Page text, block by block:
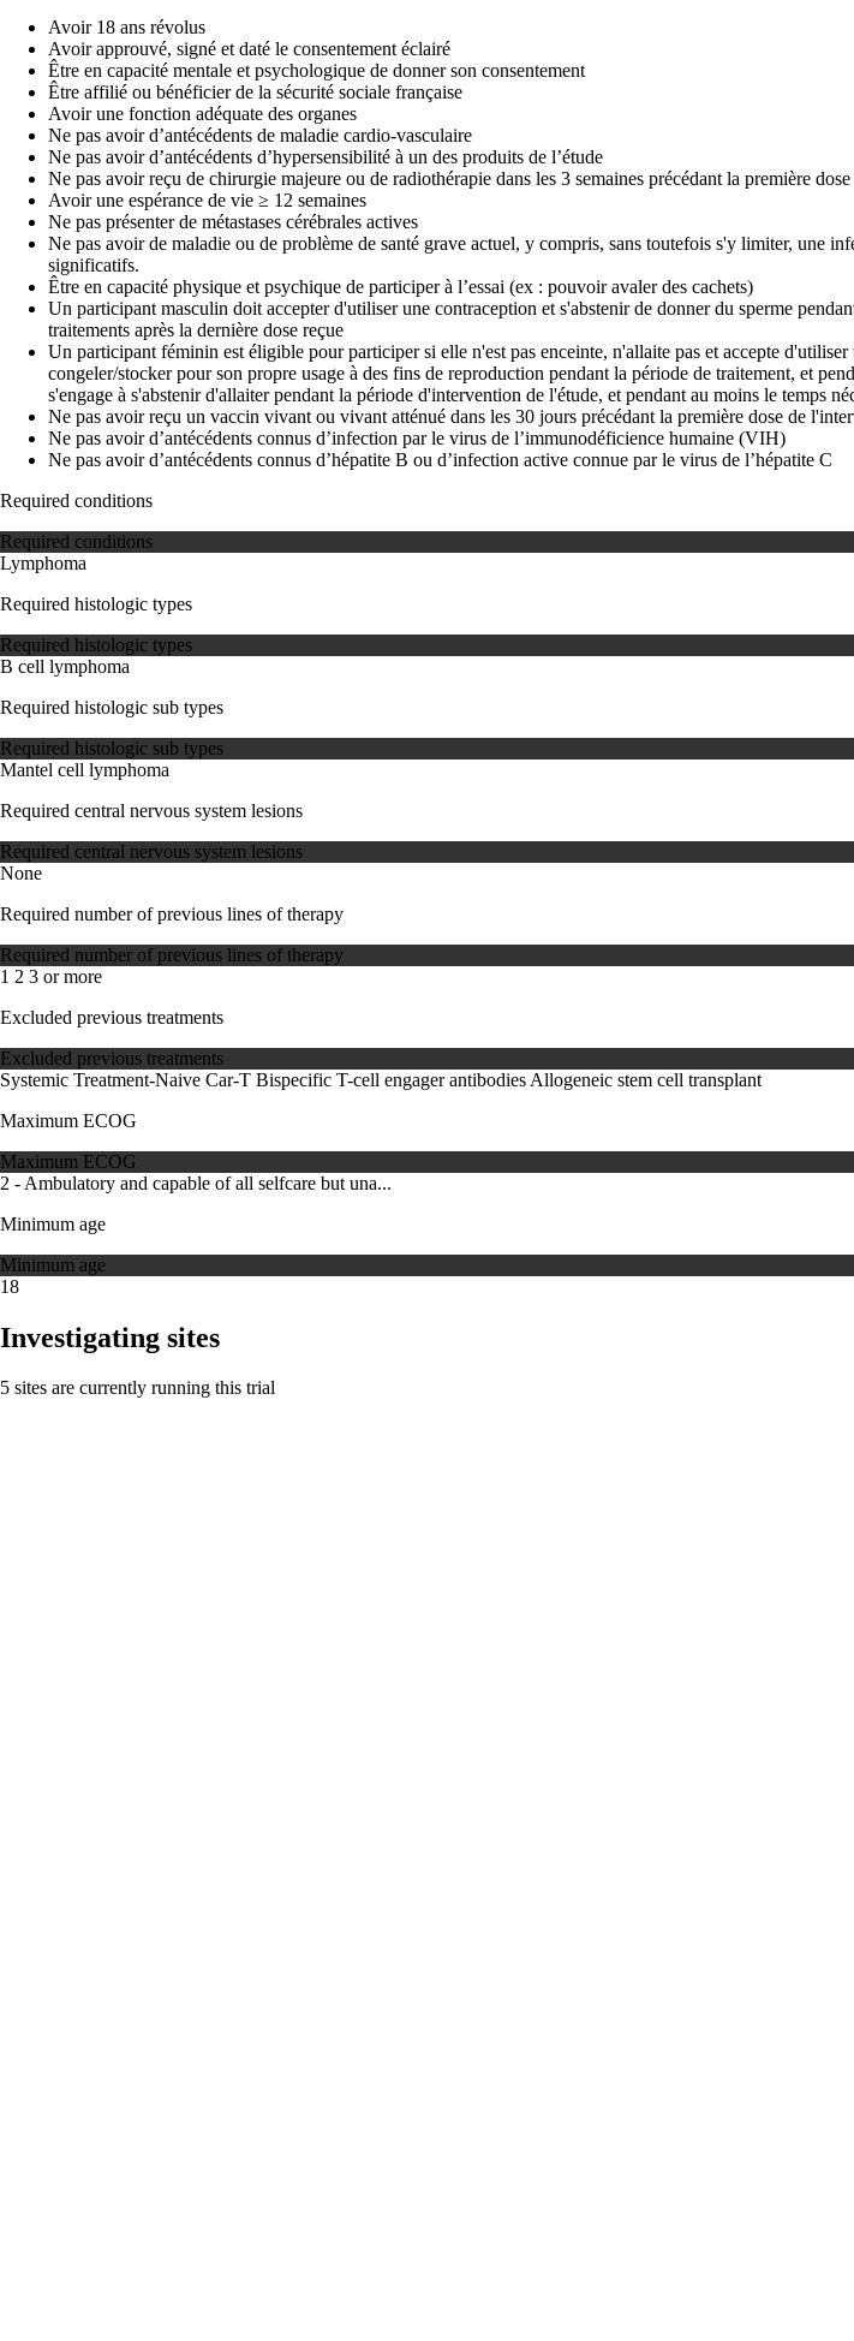
Avoir 18 ans révolus
Avoir approuvé, signé et daté le consentement éclairé
Être en capacité mentale et psychologique de donner son consentement
Être affilié ou bénéficier de la sécurité sociale française
Avoir une fonction adéquate des organes
Ne pas avoir d’antécédents de maladie cardio-vasculaire
Ne pas avoir d’antécédents d’hypersensibilité à un des produits de l’étude
Ne pas avoir reçu de chirurgie majeure ou de radiothérapie dans les 3 semaines précédant la première
Avoir une espérance de vie ≥ 12 semaines
Ne pas présenter de métastases cérébrales actives
Ne pas avoir de maladie ou de problème de santé grave actuel, y compris, sans toutefois s'y limiter, une
significatifs.
Être en capacité physique et psychique de participer à l’essai (ex : pouvoir avaler des cachets)
Un participant masculin doit accepter d'utiliser une contraception et s'abstenir de donner du sperme
traitements après la dernière dose reçue
Un participant féminin est éligible pour participer si elle n'est pas enceinte, n'allaite pas et accepte
congeler/stocker pour son propre usage à des fins de reproduction pendant la période de traitement, et
s'engage à s'abstenir d'allaiter pendant la période d'intervention de l'étude, et pendant au moins le temps
Ne pas avoir reçu un vaccin vivant ou vivant atténué dans les 30 jours précédant la première dose de
Ne pas avoir d’antécédents connus d’infection par le virus de l’immunodéficience humaine (VIH)
Ne pas avoir d’antécédents connus d’hépatite B ou d’infection active connue par le virus de l’hépatite C
Required conditions
Required conditions
Lymphoma
Required histologic types
Required histologic types
B cell lymphoma
Required histologic sub types
Required histologic sub types
Mantel cell lymphoma
Required central nervous system lesions
Required central nervous system lesions
None
Required number of previous lines of therapy
Required number of previous lines of therapy
1 2 3 or more
Excluded previous treatments
Excluded previous treatments
Systemic Treatment-Naive Car-T Bispecific T-cell engager antibodies Allogeneic stem cell transplant
Maximum ECOG
Maximum ECOG
2 - Ambulatory and capable of all selfcare but una...
Minimum age
Minimum age
18
Investigating sites
5 sites are currently running this trial